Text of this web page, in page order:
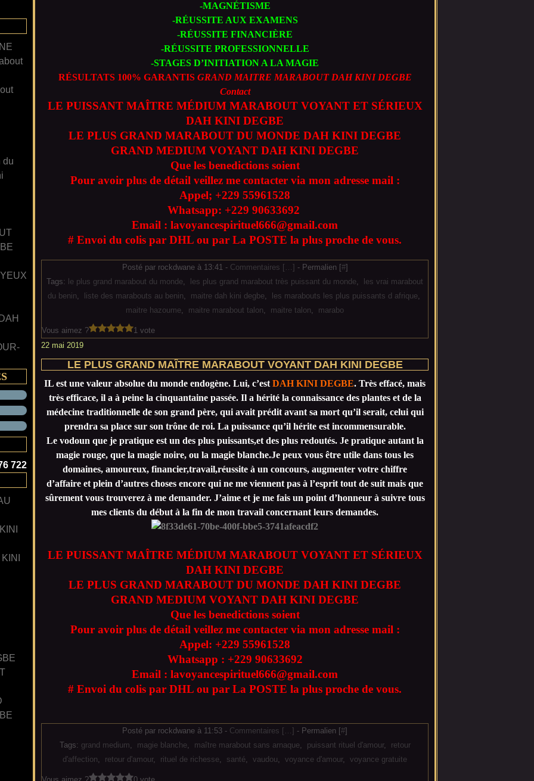
du
722
-MAGNÉTISME
-RÉUSSITE AUX EXAMENS
-RÉUSSITE FINANCIÈRE
-RÉUSSITE PROFESSIONNELLE
-STAGES D’INITIATION A LA MAGIE
RÉSULTATS 100% GARANTIS GRAND MAITRE MARABOUT DAH KINI DEGBE
Contact
LE PUISSANT MAÎTRE MÉDIUM MARABOUT VOYANT ET SÉRIEUX
DAH KINI DEGBE
LE PLUS GRAND MARABOUT DU MONDE DAH KINI DEGBE
GRAND MEDIUM VOYANT DAH KINI DEGBE
Que les benedictions soient
Pour avoir plus de détail veillez me contacter via mon adresse mail :
Appel; +229 55961528
Whatsapp: +229 90633692
Email : lavoyancespirituel666@gmail.com
# Envoi du colis par DHL ou par La POSTE la plus proche de vous.
Posté par rockdwane à 13:41 - Commentaires [ …] - Permalien [#]
Tags: le plus grand marabout du monde, les plus grand marabout très puissant du monde,
les vrai marabout
du benin, liste des marabouts au benin, maitre dah kini degbe, les marabouts les plus puissants d afrique,
maitre hazoume, maitre marabout talon, maitre talon, marabo
Vous aimez ?
1 vote
22 mai 2019
LE PLUS GRAND MAÎTRE MARABOUT VOYANT DAH KINI DEGBE
IL est une valeur absolue du monde endogène. Lui, c’est DAH KINI DEGBE. Très effacé, mais
très efficace, il a à peine la cinquantaine passée. Il a hérité la connaissance des plantes et de la
médecine traditionnelle de son grand père, qui avait prédit avant sa mort qu’il serait, celui qui
prendra sa place sur son trône de roi. La puissance qu’il hérite est incommensurable.
Le vodoun que je pratique est un des plus puissants,et des plus redoutés. Je pratique autant la
magie rouge, que la magie noire, ou la magie blanche.Je peux vous être utile dans tous les
domaines, amoureux, financier,travail,réussite à un concours, augmenter votre chiffre
d’affaire et plein d’autres choses encore qui ne me viennent pas à l’esprit tout de suit mais que
sûrement vous trouverez à me demander. J’aime et je me fais un point d’honneur à suivre tous
mes clients du début à la fin de mon travail concernant leurs demandes.
LE PUISSANT MAÎTRE MÉDIUM MARABOUT VOYANT ET SÉRIEUX
DAH KINI DEGBE
LE PLUS GRAND MARABOUT DU MONDE DAH KINI DEGBE
GRAND MEDIUM VOYANT DAH KINI DEGBE
Que les benedictions soient
Pour avoir plus de détail veillez me contacter via mon adresse mail :
Appel: +229 55961528
Whatsapp : +229 90633692
Email : lavoyancespirituel666@gmail.com
# Envoi du colis par DHL ou par La POSTE la plus proche de vous.
Posté par rockdwane à 11:53 - Commentaires [ …] - Permalien [#]
Tags: grand medium, magie blanche, maître marabout sans arnaque, puissant rituel d'amour, retour
d'affection, retour d'amour, rituel de richesse, santé, vaudou, voyance d'amour, voyance gratuite